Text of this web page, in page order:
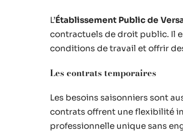
L’Établissement Public de
contractuels de droit public. Il
conditions de travail et offrir
Les contrats temporaires
Les besoins saisonniers sont
contrats offrent une flexibilité
professionnelle unique sans